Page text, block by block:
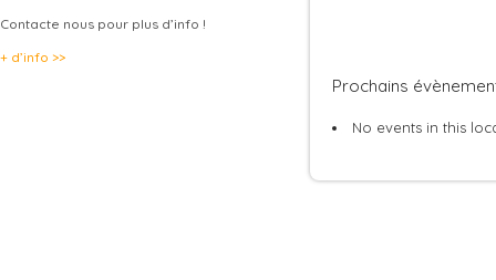
Contacte nous pour plus d’info !
+ d’info >>
Prochains
No events in this